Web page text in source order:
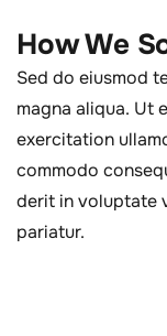
How We
Sed do eiusmod
magna aliqua. Ut
exercitation
commodo
derit in voluptate
pariatur.